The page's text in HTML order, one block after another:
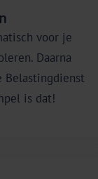
voor je
Daarna
Belastingdienst
is dat!